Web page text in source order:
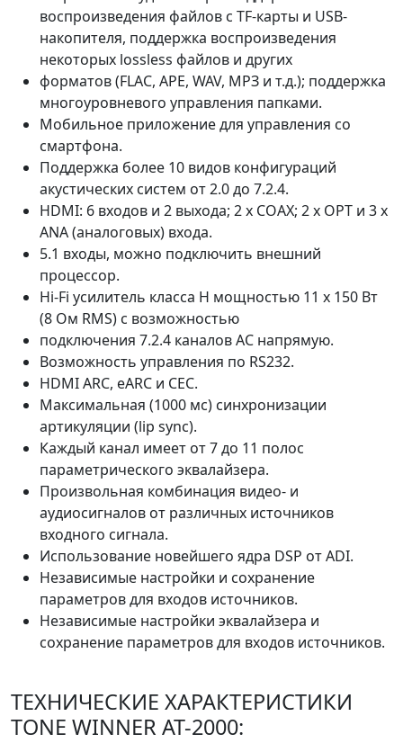
воспроизведения файлов с TF-карты и USB-
накопителя, поддержка воспроизведения
некоторых lossless файлов и других
форматов (FLAC, АРЕ, WAV, МРЗ и т.д.); поддержка
многоуровневого управления папками.
Мобильное приложение для управления со
смартфона.
Поддержка более 10 видов конфигураций
акустических систем от 2.0 до 7.2.4.
HDMI: 6 входов и 2 выхода; 2 х СОАХ; 2 х ОРТ и 3 х
ANA (аналоговых) входа.
5.1 входы, можно подключить внешний
процессор.
Hi-Fi усилитель класса Н мощностью 11 x 150 Вт
(8 Ом RMS) с возможностью
подключения 7.2.4 каналов АС напрямую.
Возможность управления по RS232.
HDMI ARC, eARC и CEC.
Максимальная (1000 мс) синхронизации
артикуляции (lip sync).
Каждый канал имеет от 7 до 11 полос
параметрического эквалайзера.
Произвольная комбинация видео- и
аудиосигналов от различных источников
входного сигнала.
Использование новейшего ядра DSP от ADI.
Независимые настройки и сохранение
параметров для входов источников.
Независимые настройки эквалайзера и
сохранение параметров для входов источников.
ТЕХНИЧЕСКИЕ ХАРАКТЕРИСТИКИ
TONE WINNER AT-2000: